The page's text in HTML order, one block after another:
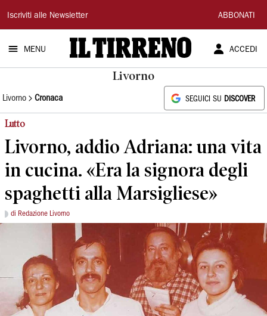
Il
Tirreno
Iscriviti alle Newsletter ABBONATI
MENU ACCEDI
Livorno
Livorno Cronaca SEGUICI SU DISCOVER
Lutto
Livorno, addio Adriana: una vita
in cucina. «Era la signora degli
spaghetti alla Marsigliese»
di Redazione Livorno